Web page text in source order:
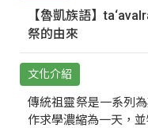
【魯凱族語】
祭的由來
文化介紹
傳統祖靈祭是一系列
作求學濃縮為一天，